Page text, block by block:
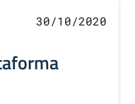
30/10/2020